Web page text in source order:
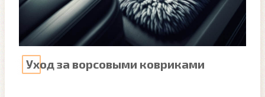
Уход за ворсовыми ковриками